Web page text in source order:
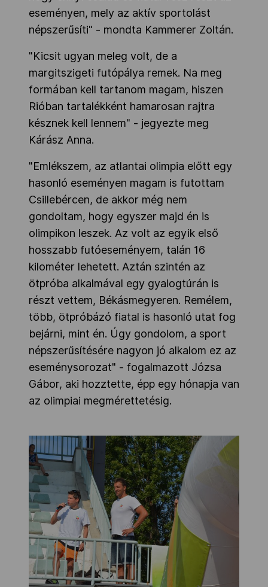
eseményen, mely az aktív sportolást
népszerűsíti" - mondta Kammerer Zoltán.
"Kicsit ugyan meleg volt, de a
margitszigeti futópálya remek. Na meg
formában kell tartanom magam, hiszen
Rióban tartalékként hamarosan rajtra
késznek kell lennem" - jegyezte meg
Kárász Anna.
"Emlékszem, az atlantai olimpia előtt egy
hasonló eseményen magam is futottam
Csillebércen, de akkor még nem
gondoltam, hogy egyszer majd én is
olimpikon leszek. Az volt az egyik első
hosszabb futóeseményem, talán 16
kilométer lehetett. Aztán szintén az
ötpróba alkalmával egy gyalogtúrán is
részt vettem, Békásmegyeren. Remélem,
több, ötpróbázó fiatal is hasonló utat fog
bejárni, mint én. Úgy gondolom, a sport
népszerűsítésére nagyon jó alkalom ez az
eseménysorozat" - fogalmazott Józsa
Gábor, aki hozztette, épp egy hónapja van
az olimpiai megmérettetésig.